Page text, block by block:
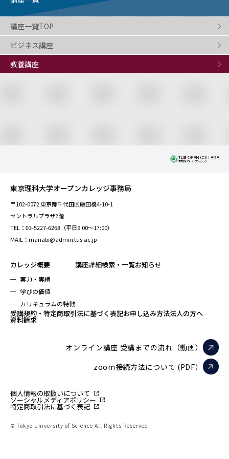
講座一覧TOP
ビジネス講座
教養講座
東京理科大学オープンカレッジ事務局
〒102-0072 東京都千代田区飯田橋4-10-1
セントラルプラザ2階
TEL：03-5227-6268（平日9:00～17:00）
MAIL：manabi@admin.tus.ac.jp
カレッジ概要
実力・実績
学びの価値
カリキュラムの特徴
講座詳細検索・一覧お知らせ
受講規約・特定商取引法に基づく表記お申し込み方法法人の方へ
資料請求
オンライン講座 受講までの流れ（動画）
zoom接続方法について (PDF）
個人情報の取扱いについて
ソーシャルメディアポリシー
特定商取引法に基づく表記
© Tokyo University of Science All Rights Reserved.